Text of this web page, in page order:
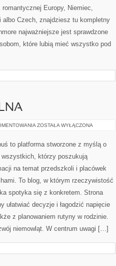
romantycznej Europy, Niemiec,
albo Czech, znajdziesz tu kompletny
najważniejsze jest sprawdzone
które lubią mieć wszystko pod
EDUKACJA
ZOSTAŁA WYŁĄCZONA
to platforma stworzone z myślą o
wszystkich, którzy poszukują
na temat przedszkoli i placówek
To blog, w którym rzeczywistość
spotyka się z konkretem. Strona
ułatwiać decyzje i łagodzić napięcie
z planowaniem rutyny w rodzinie.
niemowląt. W centrum uwagi […]